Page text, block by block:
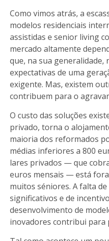
Como vimos atrás, a
modelos residenciais
assistidas e senior living
mercado altamente
que, na sua generalidade,
expectativas de uma
exigente. Mas, existem
contribuem para o
O custo das soluções
privado, torna o
maioria dos reformados
médias inferiores a 800
lares privados — que
euros mensais — está
muitos séniores. A falta
significativos e de
desenvolvimento de
inovadores contribui para